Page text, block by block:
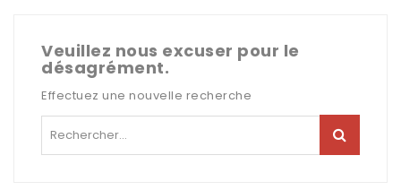
Veuillez nous excuser pour le
désagrément.
Effectuez une nouvelle recherche